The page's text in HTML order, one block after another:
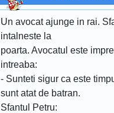
Un avocat ajunge in rai.
intalneste la
poarta. Avocatul este
intreaba:
- Sunteti sigur ca este
sunt atat de batran.
Sfantul Petru: